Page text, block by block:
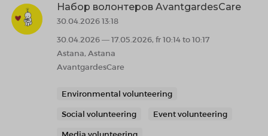
Набор волонтеров AvantgardesCare
30.04.2026 13:18
30.04.2026 — 17.05.2026, fr 10:14 to 10:17
Astana, Astana
AvantgardesCare
Environmental volunteering
Social volunteering Event volunteering
Media volunteering